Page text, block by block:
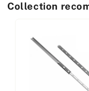
Collection